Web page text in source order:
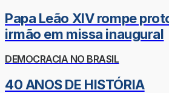
Papa Leão XIV rompe
irmão em missa inaugural
DEMOCRACIA NO BRASIL
40 ANOS DE HISTÓRIA